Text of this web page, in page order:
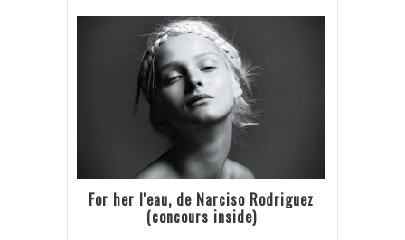
For her l'eau, de Narciso Rodriguez
(concours inside)